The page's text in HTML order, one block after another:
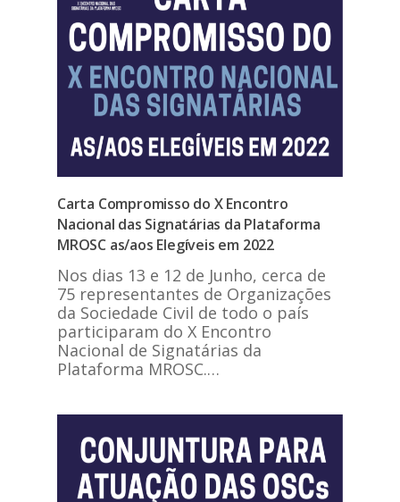
Carta Compromisso do X Encontro
Nacional das Signatárias da Plataforma
MROSC as/aos Elegíveis em 2022
Nos dias 13 e 12 de Junho, cerca de
75 representantes de Organizações
da Sociedade Civil de todo o país
participaram do X Encontro
Nacional de Signatárias da
Plataforma MROSC.…